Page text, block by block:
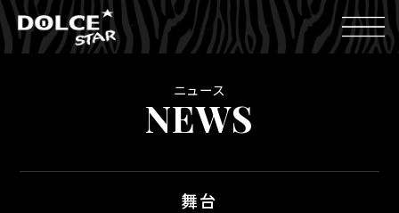
ニュース
NEWS
舞台